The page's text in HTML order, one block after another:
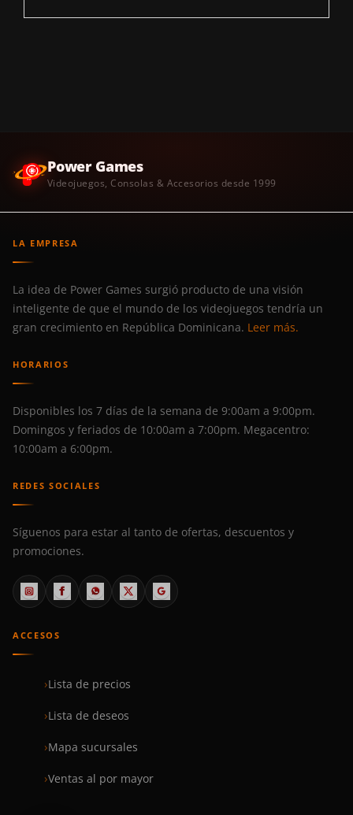
Power Games
Videojuegos, Consolas & Accesorios desde 1999
LA EMPRESA
La idea de Power Games surgió producto de una visión
inteligente de que el mundo de los videojuegos tendría un
gran crecimiento en República Dominicana. Leer más.
HORARIOS
Disponibles los 7 días de la semana de 9:00am a 9:00pm.
Domingos y feriados de 10:00am a 7:00pm. Megacentro:
10:00am a 6:00pm.
REDES SOCIALES
Síguenos para estar al tanto de ofertas, descuentos y
promociones.
ACCESOS
Lista de precios
Lista de deseos
Mapa sucursales
Ventas al por mayor